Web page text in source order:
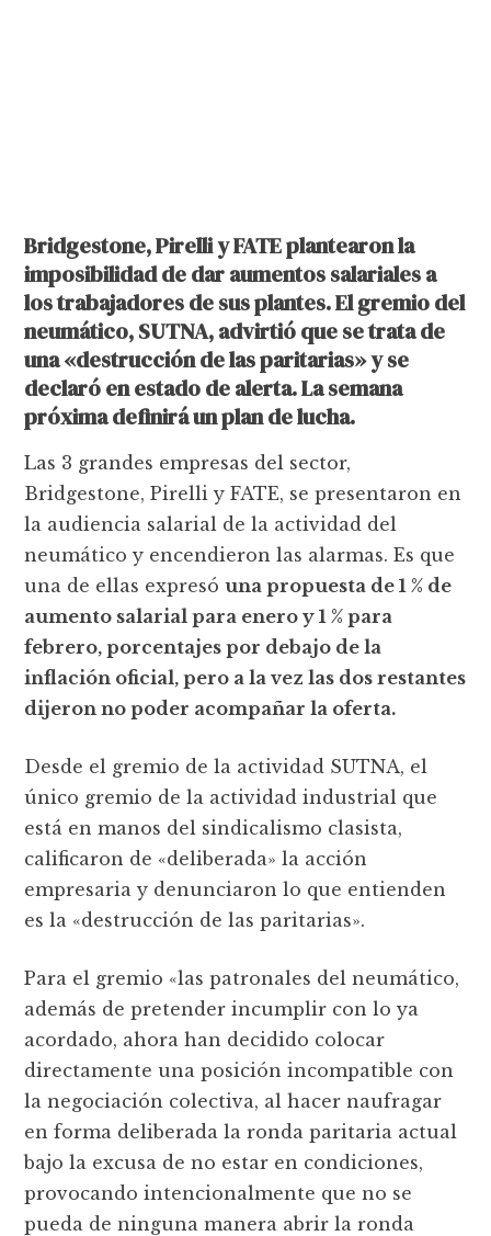
Bridgestone, Pirelli y FATE plantearon la
imposibilidad de dar aumentos salariales a
los trabajadores de sus plantes. El gremio del
neumático, SUTNA, advirtió que se trata de
una «destrucción de las paritarias» y se
declaró en estado de alerta. La semana
próxima definirá un plan de lucha.
Las 3 grandes empresas del sector,
Bridgestone, Pirelli y FATE, se presentaron en
la audiencia salarial de la actividad del
neumático y encendieron las alarmas. Es que
una de ellas expresóuna propuesta de 1 % de
aumento salarial para enero y 1 % para
febrero, porcentajes por debajo de la
inflación oficial, pero a la vez las dos restantes
dijeron no poder acompañar la oferta.
Desde el gremio de la actividad SUTNA, el
único gremio de la actividad industrial que
está en manos del sindicalismo clasista,
calificaron de «deliberada» la acción
empresaria y denunciaron lo que entienden
es la «destrucción de las paritarias».
Para el gremio «las patronales del neumático,
además de pretender incumplir con lo ya
acordado, ahora han decidido colocar
directamente una posición incompatible con
la negociación colectiva, al hacer naufragar
en forma deliberada la ronda paritaria actual
bajo la excusa de no estar en condiciones,
provocando intencionalmente que no se
pueda de ninguna manera abrir la ronda